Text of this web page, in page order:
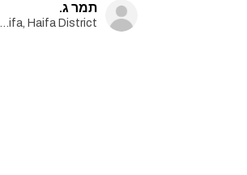
תמר ג.
Haifa, Haifa District